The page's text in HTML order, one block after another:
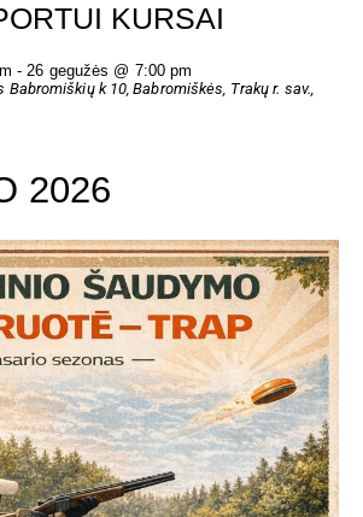
KURSAI
- 26 gegužės @ 7:00 pm
Babromiškių k 10, Babromiškės, Trakų r. sav.,
2026